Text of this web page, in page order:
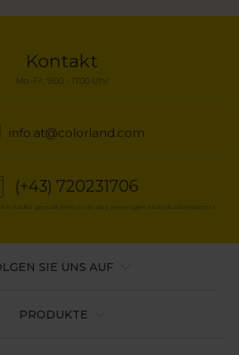
Kontakt
Mo.-Fr.: 9.00 - 17.00 Uhr
info.at@colorland.com
(+43) 720231706
oder gemäß Preisliste des jeweiligen Mobilfunkanbieters
PRODUKTE
SIE UNS AUF